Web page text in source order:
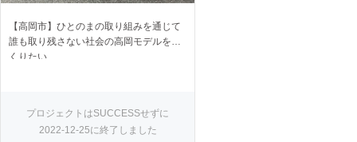
【高岡市】ひとのまの取り組みを通じて
誰も取り残さない社会の高岡モデルをつ
くりたい
プロジェクトはSUCCESSせずに
2022-12-25に終了しました